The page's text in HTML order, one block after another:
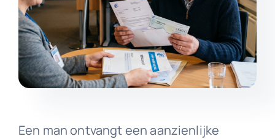
Een man ontvangt een aanzienlijke